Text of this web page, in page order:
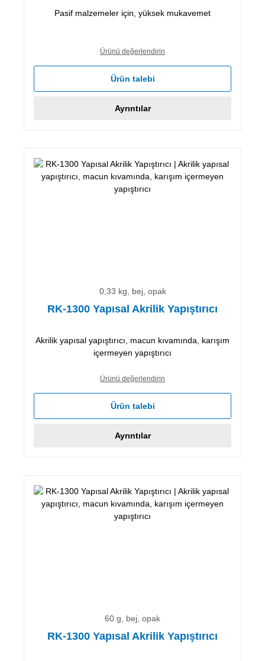
Pasif malzemeler için, yüksek mukavemet
Ürünü değerlendirin
Ürün talebi
Ayrıntılar
0,33 kg, bej, opak
RK-1300 Yapısal Akrilik Yapıştırıcı
Akrilik yapısal yapıştırıcı, macun kıvamında, karışım
içermeyen yapıştırıcı
Ürünü değerlendirin
Ürün talebi
Ayrıntılar
60 g, bej, opak
RK-1300 Yapısal Akrilik Yapıştırıcı